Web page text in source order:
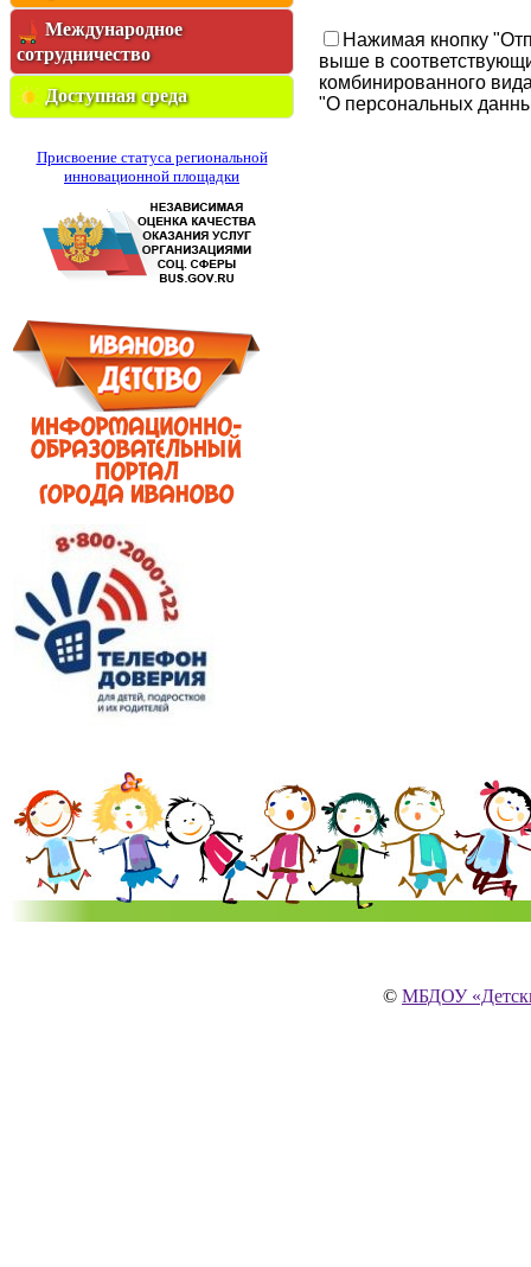
Международное
сотрудничество
Доступная среда
Присвоение статуса региональной
инновационной площадки
Нажимая кнопку
выше в
комбинированного
"О персональных
© МБДОУ